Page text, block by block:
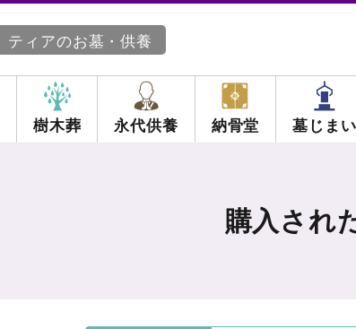
ティアのお墓・供養
樹木葬 永代供養 納骨堂 墓じまい
購入され